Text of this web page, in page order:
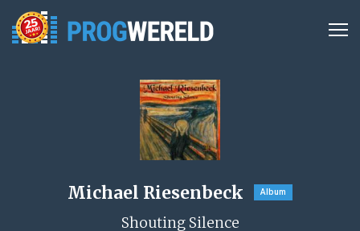
Michael Riesenbeck Album
Shouting Silence